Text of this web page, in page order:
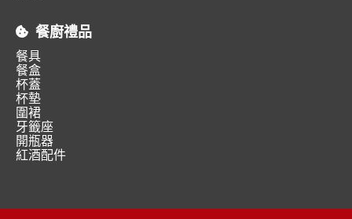
餐廚禮品
餐具
餐盒
杯蓋
杯墊
圍裙
牙籤座
開瓶器
紅酒配件